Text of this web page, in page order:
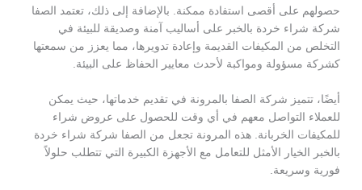
حصولهم على أقصى استفادة ممكنة. بالإضافة إلى ذلك، تعتمد الصفا
شركة شراء خردة بالخبر على أساليب آمنة وصديقة للبيئة في
التخلص من المكيفات القديمة وإعادة تدويرها، مما يعزز من سمعتها
كشركة مسؤولة ومواكبة لأحدث معايير الحفاظ على البيئة.
أيضًا، تتميز شركة الصفا بالمرونة في تقديم خدماتها، حيث يمكن
للعملاء التواصل معهم في أي وقت للحصول على عروض شراء
للمكيفات الخربانة. هذه المرونة تجعل من الصفا شركة شراء خردة
بالخبر الخيار الأمثل للتعامل مع الأجهزة الكبيرة التي تتطلب حلولاً
فورية وسريعة.